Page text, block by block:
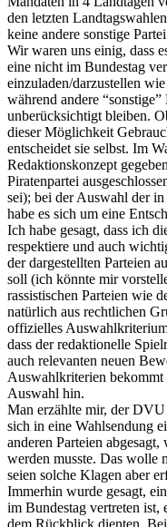
den letzten
keine andere sonstige
Wir waren uns einig, dass
eine nicht im Bundestag
einzuladen/darzustellen
während andere
unberücksichtigt bleiben.
dieser Möglichkeit
entscheidet sie selbst. Im
Redaktionskonzept
Piratenpartei
sei); bei der Auswahl der
habe es sich um eine
Ich habe gesagt, dass ich
respektiere und auch
der dargestellten Parteien
soll (ich könnte mir
rassistischen Parteien wie
natürlich aus rechtlichen
offizielles
dass der redaktionelle
auch relevanten neuen
Auswahlkriterien bekommt
Auswahl hin.
Man erzählte mir, der DVU
sich in eine Wahlsendung
anderen Parteien
werden musste. Das wolle
seien solche Klagen aber
Immerhin wurde gesagt,
im Bundestag vertreten ist,
dem Rückblick dienten.